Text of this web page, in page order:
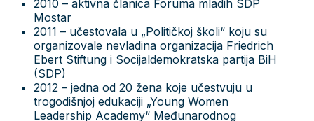
2010 – aktivna članica Foruma mladih SDP
Mostar
2011 – učestovala u „Političkoj školi“ koju su
organizovale nevladina organizacija Friedrich
Ebert Stiftung i Socijaldemokratska partija BiH
(SDP)
2012 – jedna od 20 žena koje učestvuju u
trogodišnjoj edukaciji „Young Women
Leadership Academy“ Međunarodnog